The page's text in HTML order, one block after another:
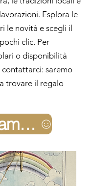
Esplora le
le novità e scegli il
clic. Per
o disponibilità
saremo
trovare il regalo
Chiamaci